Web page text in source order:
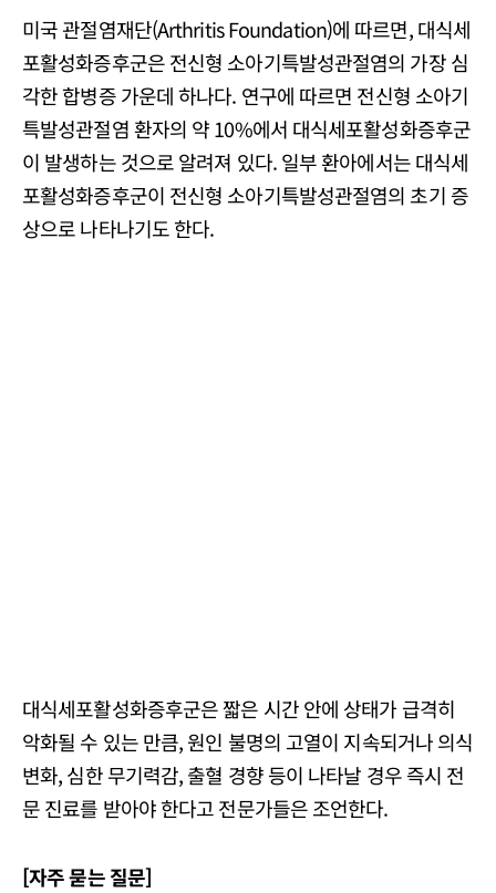
미국 관절염재단(Arthritis Foundation)에 따르면, 대식세
포활성화증후군은 전신형 소아기특발성관절염의 가장 심
각한 합병증 가운데 하나다. 연구에 따르면 전신형 소아기
특발성관절염 환자의 약 10%에서 대식세포활성화증후군
이 발생하는 것으로 알려져 있다. 일부 환아에서는 대식세
포활성화증후군이 전신형 소아기특발성관절염의 초기 증
상으로 나타나기도 한다.
대식세포활성화증후군은 짧은 시간 안에 상태가 급격히
악화될 수 있는 만큼, 원인 불명의 고열이 지속되거나 의식
변화, 심한 무기력감, 출혈 경향 등이 나타날 경우 즉시 전
문 진료를 받아야 한다고 전문가들은 조언한다.
[자주 묻는 질문]